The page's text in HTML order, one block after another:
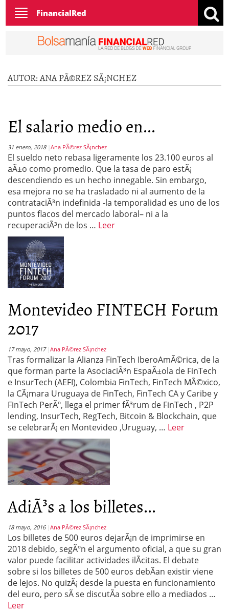
Toggle
navigation
FinancialRed
AUTOR:ANA PÃ©REZ SÃ¡NCHEZ
El salario medio en...
31 enero, 2018 Ana PÃ©rez SÃ¡nchez
El sueldo neto rebasa ligeramente los 23.100 euros al
aÃ±o como promedio. Que la tasa de paro estÃ¡
descendiendo es un hecho innegable. Sin embargo,
esa mejora no se ha trasladado ni al aumento de la
contrataciÃ³n indefinida -la temporalidad es uno de los
puntos flacos del mercado laboral– ni a la
recuperaciÃ³n de los … Leer
Montevideo FINTECH Forum
2017
17 mayo, 2017 Ana PÃ©rez SÃ¡nchez
Tras formalizar la Alianza FinTech IberoAmÃ©rica, de la
que forman parte la AsociaciÃ³n EspaÃ±ola de FinTech
e InsurTech (AEFI), Colombia FinTech, FinTech MÃ©xico,
la CÃ¡mara Uruguaya de FinTech, FinTech CA y Caribe y
FinTech PerÃº, llega el primer fÃ³rum de FinTech , P2P
lending, InsurTech, RegTech, Bitcoin & Blockchain, que
se celebrarÃ¡ en Montevideo ,Uruguay, … Leer
AdiÃ³s a los billetes...
18 mayo, 2016 Ana PÃ©rez SÃ¡nchez
Los billetes de 500 euros dejarÃ¡n de imprimirse en
2018 debido, segÃºn el argumento oficial, a que su gran
valor puede facilitar actividades ilÃ­citas. El debate
sobre si los billetes de 500 euros debÃ­an existir viene
de lejos. No quizÃ¡ desde la puesta en funcionamiento
del euro, pero sÃ­ se discutÃ­a sobre ello a mediados …
Leer